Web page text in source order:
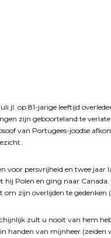
jl. op 81-jarige leeftijd
zijn geboorteland te
van Portugees-joodse
voor persvrijheid en twee jaar
Polen en ging naar Canada.
zijn overlijden te gedenken
zult u nooit van hem
van mijnheer (zeiden